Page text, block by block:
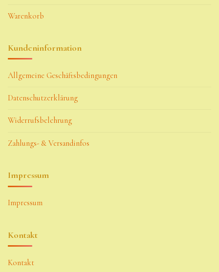
Warenkorb
Kundeninformation
Allgemeine Geschäftsbedingungen
Datenschutzerklärung
Widerrufsbelehrung
Zahlungs- & Versandinfos
Impressum
Impressum
Kontakt
Kontakt